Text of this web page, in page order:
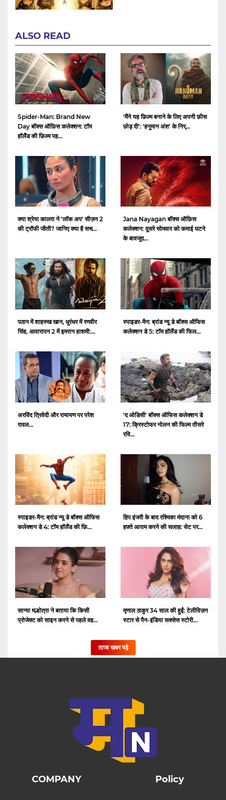
ALSO READ
Spider-Man: Brand New
Day बॉक्स ऑफ़िस कलेक्शन: टॉम
हॉलैंड की फ़िल्म पह...
'मैंने यह फ़िल्म बनाने के लिए अपनी फ़ीस
छोड़ दी': 'हनुमान अंश' के निर्...
क्या श्रेया कालरा ने 'लॉक अप' सीज़न 2
की ट्रॉफी जीती? जानिए क्या है सच...
Jana Nayagan बॉक्स ऑफ़िस
कलेक्शन: दूसरे सोमवार को कमाई घटने
के बावजूद...
पठान में शाहरुख खान, धुरंधर में रणवीर
सिंह, आवारापन 2 में इमरान हाशमी:...
स्पाइडर-मैन: ब्रांड न्यू डे बॉक्स ऑफिस
कलेक्शन डे 5: टॉम हॉलैंड की फिल...
अरविंद त्रिवेदी और रामायण पर परेश
रावल...
'द ओडिसी' बॉक्स ऑफिस कलेक्शन डे
17: क्रिस्टोफर नोलन की फिल्म तीसरे
रवि...
स्पाइडर-मैन: ब्रांड न्यू डे बॉक्स ऑफिस
कलेक्शन डे 4: टॉम हॉलैंड की फ़ि...
हिप इंजरी के बाद रश्मिका मंदाना को 6
हफ़्ते आराम करने की सलाह: सेट पर...
सान्या मल्होत्रा ​​ने बताया कि किसी
प्रोजेक्ट को साइन करने से पहले वह...
मृणाल ठाकुर 34 साल की हुईं: टेलीविज़न
स्टार से पैन-इंडिया सक्सेस स्टोरी...
ताजा खबर पढ़े
COMPANY Policy